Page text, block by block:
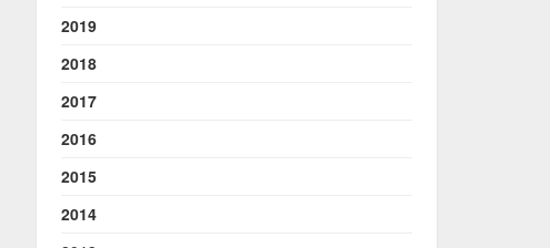
2019
2018
2017
2016
2015
2014